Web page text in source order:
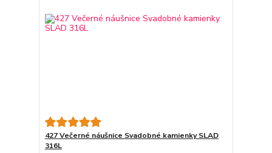
427 Večerné náušnice Svadobné kamienky SLAD
316L